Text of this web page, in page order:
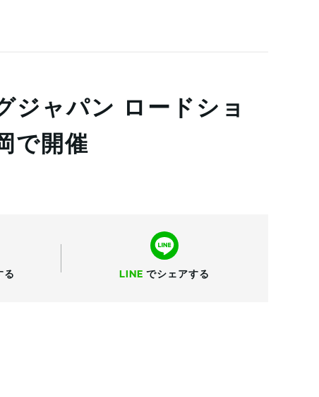
ジャパン ロードショ
で開催
る LINE でシェアする